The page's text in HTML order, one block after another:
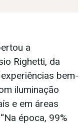
a
Righetti, da
bem-
iluminação
e em áreas
época, 99%